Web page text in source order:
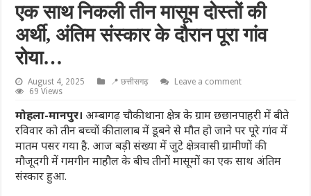
एक साथ निकली तीन मासूम दोस्तों की
अर्थी, अंतिम संस्कार के दौरान पूरा गांव
रोया…
August 4, 2025 📍 छत्तीसगढ़
Leave a comment
69 Views
मोहला-मानपुर। अम्बागढ़ चौकी थाना क्षेत्र के ग्राम छछानपाहरी में बीते
रविवार को तीन बच्चों की तालाब में डूबने से मौत हो जाने पर पूरे गांव में
मातम पसर गया है. आज बड़ी संख्या में जुटे क्षेत्रवासी ग्रामीणों की
मौजूदगी में गमगीन माहौल के बीच तीनों मासूमों का एक साथ अंतिम
संस्कार हुआ.